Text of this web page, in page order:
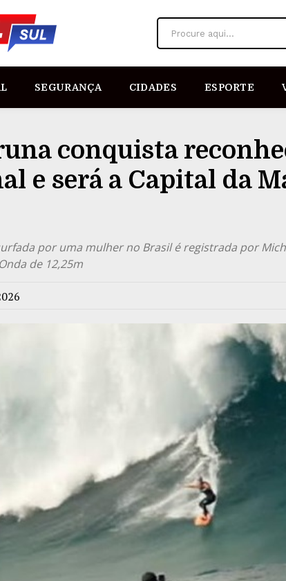
Procure aqui...
SEGURANÇA CIDADES ESPORTE
conquista
e será a Capital da
por uma mulher no Brasil é registrada por
de 12,25m